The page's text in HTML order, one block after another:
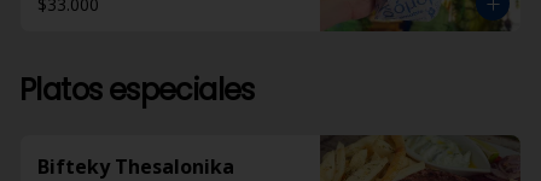
Platos especiales
Bifteky Thesalonika